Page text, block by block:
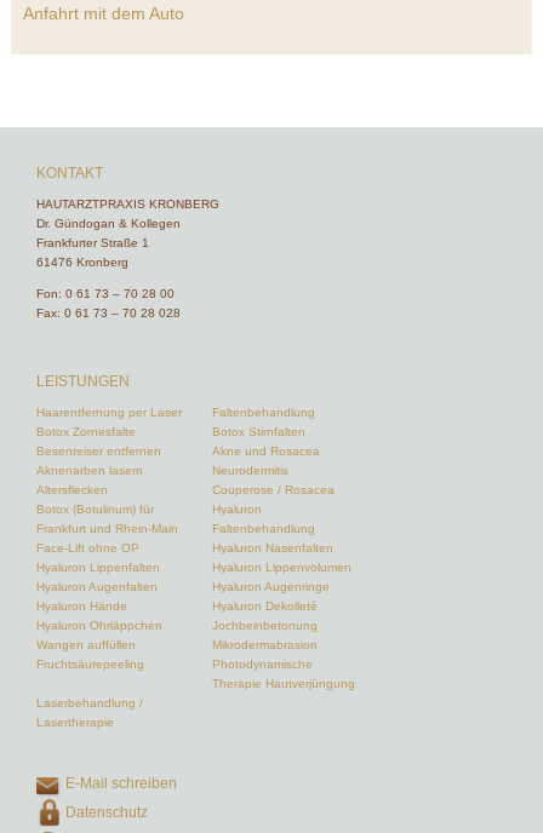
Anfahrt mit dem Auto
KONTAKT
HAUTARZTPRAXIS KRONBERG
Dr. Gündogan & Kollegen
Frankfurter Straße 1
61476 Kronberg
Fon: 0 61 73 – 70 28 00
Fax: 0 61 73 – 70 28 028
LEISTUNGEN
Haarentfernung per Laser
Faltenbehandlung
Botox Zornesfalte
Botox Stirnfalten
Besenreiser entfernen
Akne und Rosacea
Aknenarben lasern
Neurodermitis
Altersflecken
Couperose / Rosacea
Botox (Botulinum) für
Frankfurt und Rhein-Main
Hyaluron
Faltenbehandlung
Face-Lift ohne OP
Hyaluron Nasenfalten
Hyaluron Lippenfalten
Hyaluron Lippenvolumen
Hyaluron Augenfalten
Hyaluron Augenringe
Hyaluron Hände
Hyaluron Dekolleté
Hyaluron Ohrläppchen
Jochbeinbetonung
Wangen auffüllen
Mikrodermabrasion
Fruchtsäurepeeling
Photodynamische
Therapie Hautverjüngung
Laserbehandlung /
Lasertherapie
E-Mail schreiben
Datenschutz